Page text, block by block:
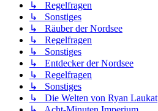
↳ Regelfragen
↳ Sonstiges
↳ Räuber der Nordsee
↳ Regelfragen
↳ Sonstiges
↳ Entdecker der Nordsee
↳ Regelfragen
↳ Sonstiges
↳ Die Welten von Ryan Laukat